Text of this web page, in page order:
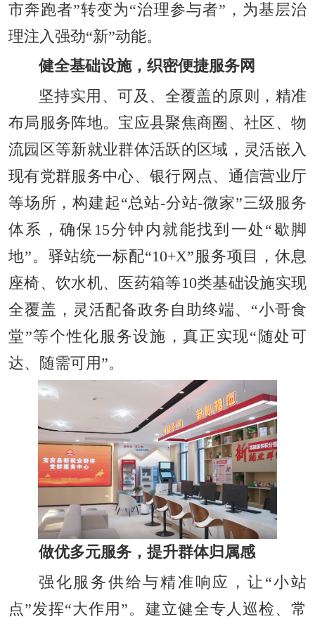
市奔跑者”转变为“治理参与者”，为基层治
理注入强劲“新”动能。
健全基础设施，织密便捷服务网
坚持实用、可及、全覆盖的原则，精准
布局服务阵地。宝应县聚焦商圈、社区、物
流园区等新就业群体活跃的区域，灵活嵌入
现有党群服务中心、银行网点、通信营业厅
等场所，构建起“总站-分站-微家”三级服务
体系，确保15分钟内就能找到一处“歇脚
地”。驿站统一标配“10+X”服务项目，休息
座椅、饮水机、医药箱等10类基础设施实现
全覆盖，灵活配备政务自助终端、“小哥食
堂”等个性化服务设施，真正实现“随处可
达、随需可用”。
做优多元服务，提升群体归属感
强化服务供给与精准响应，让“小站
点”发挥“大作用”。建立健全专人巡检、常